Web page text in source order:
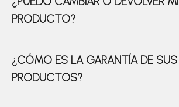
PRODUCTO?
¿CÓMO ES LA GARANTÍA DE SUS
PRODUCTOS?